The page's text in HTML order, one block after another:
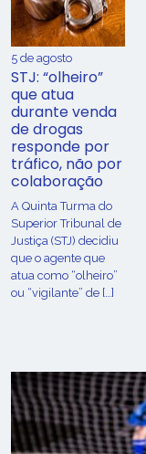
5 de agosto
STJ: “olheiro”
que atua
durante venda
de drogas
responde por
tráfico, não por
colaboração
A Quinta Turma do
Superior Tribunal de
Justiça (STJ) decidiu
que o agente que
atua como “olheiro”
ou “vigilante” de […]